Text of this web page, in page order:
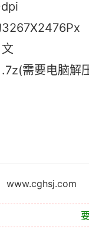
需要电脑解
www.cghsj.com